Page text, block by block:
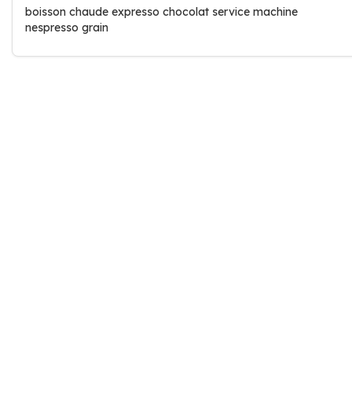
boisson chaude expresso chocolat service machine
nespresso grain